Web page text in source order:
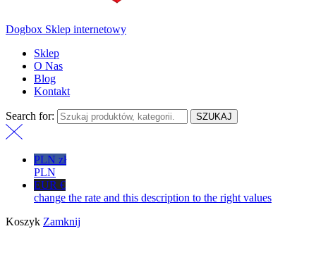
Dogbox Sklep internetowy
Sklep
O Nas
Blog
Kontakt
Search for: SZUKAJ
PLN zł
PLN
EUR €
change the rate and this description to the right values
Koszyk Zamknij